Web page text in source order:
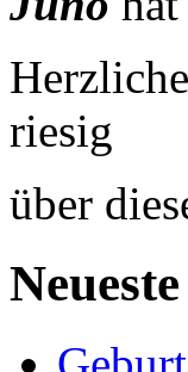
riesig
über